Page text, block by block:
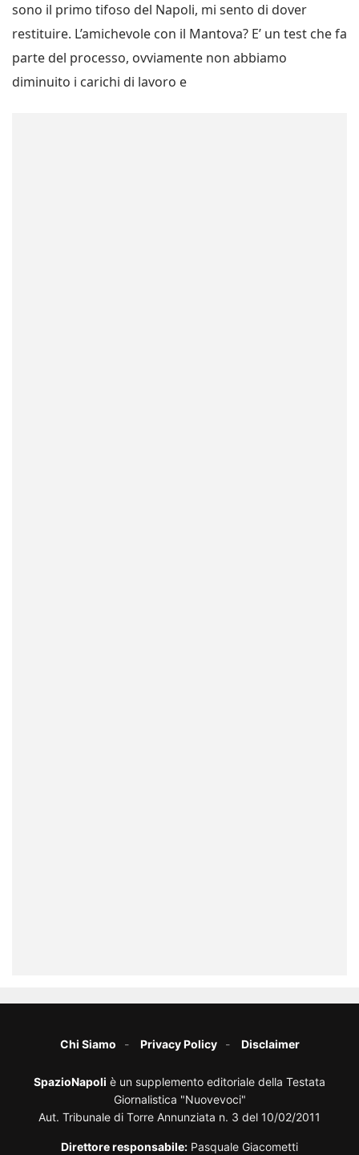
sono il primo tifoso del Napoli, mi sento di dover
restituire. L’amichevole con il Mantova? E’ un test che fa
parte del processo, ovviamente non abbiamo
diminuito i carichi di lavoro e
Chi Siamo Privacy Policy Disclaimer
SpazioNapoli è un supplemento editoriale della Testata
Giornalistica "Nuovevoci"
Aut. Tribunale di Torre Annunziata n. 3 del 10/02/2011
Direttore responsabile: Pasquale Giacometti